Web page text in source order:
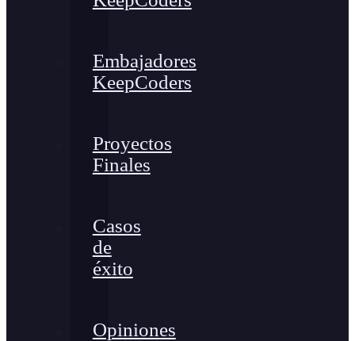
Embajadores
KeepCoders
Proyectos
Finales
Casos
de
éxito
Opiniones